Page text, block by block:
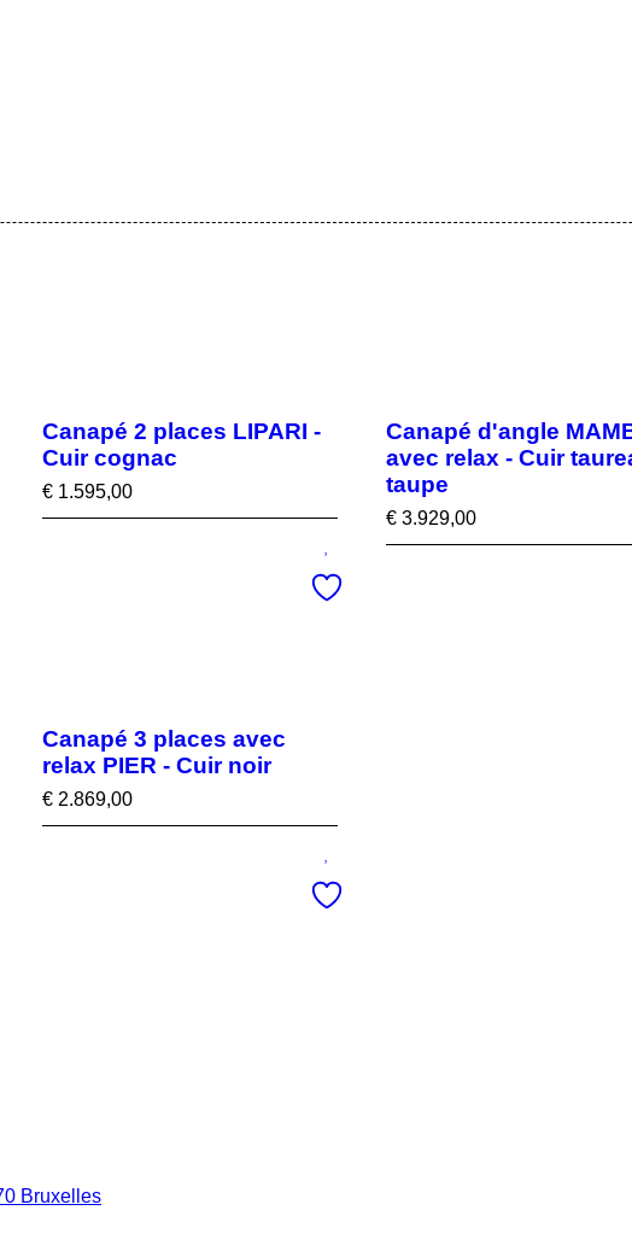
Canapé 2 places LIPARI -
Cuir cognac
€ 1.595,00
Canapé d'angle
avec relax - Cuir
taupe
€ 3.929,00
Canapé 3 places avec
relax PIER - Cuir noir
€ 2.869,00
Bruxelles